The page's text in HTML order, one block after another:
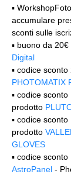
▪️
accumulare
sconti sulle
▪️ buono da
Digital
▪️ codice
PHOTOMATIX
▪️ codice
prodotto
▪️ codice
prodotto
GLOVES
▪️ codice
AstroPanel -